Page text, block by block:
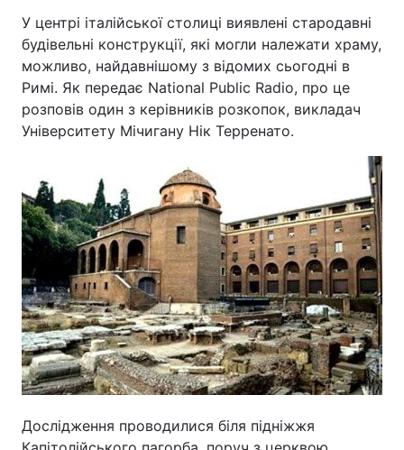
У центрі італійської столиці виявлені стародавні
будівельні конструкції, які могли належати храму,
можливо, найдавнішому з відомих сьогодні в
Римі. Як передає National Public Radio, про це
розповів один з керівників розкопок, викладач
Університету Мічигану Нік Терренато.
Дослідження проводилися біля підніжжя